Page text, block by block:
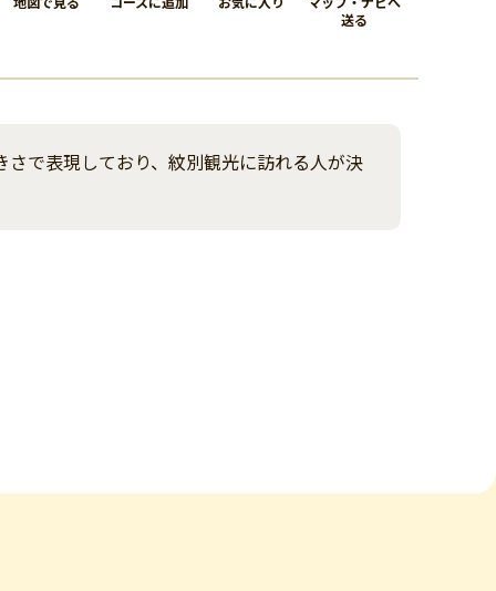
送る
で表現しており、紋別観光に訪れる人が決